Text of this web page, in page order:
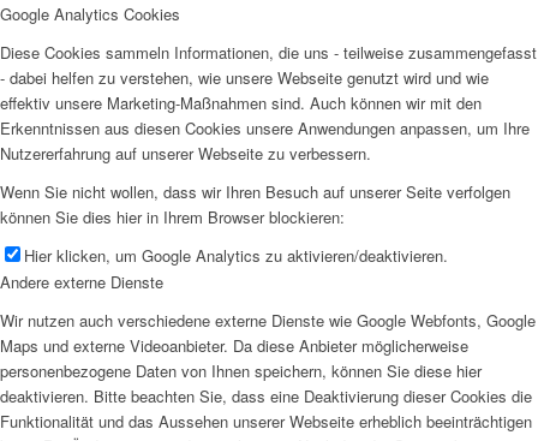
Google Analytics Cookies
Diese Cookies sammeln Informationen, die uns - teilweise zusammengefasst
- dabei helfen zu verstehen, wie unsere Webseite genutzt wird und wie
effektiv unsere Marketing-Maßnahmen sind. Auch können wir mit den
Erkenntnissen aus diesen Cookies unsere Anwendungen anpassen, um Ihre
Nutzererfahrung auf unserer Webseite zu verbessern.
Wenn Sie nicht wollen, dass wir Ihren Besuch auf unserer Seite verfolgen
können Sie dies hier in Ihrem Browser blockieren:
Hier klicken, um Google Analytics zu aktivieren/deaktivieren.
Andere externe Dienste
Wir nutzen auch verschiedene externe Dienste wie Google Webfonts, Google
Maps und externe Videoanbieter. Da diese Anbieter möglicherweise
personenbezogene Daten von Ihnen speichern, können Sie diese hier
deaktivieren. Bitte beachten Sie, dass eine Deaktivierung dieser Cookies die
Funktionalität und das Aussehen unserer Webseite erheblich beeinträchtigen